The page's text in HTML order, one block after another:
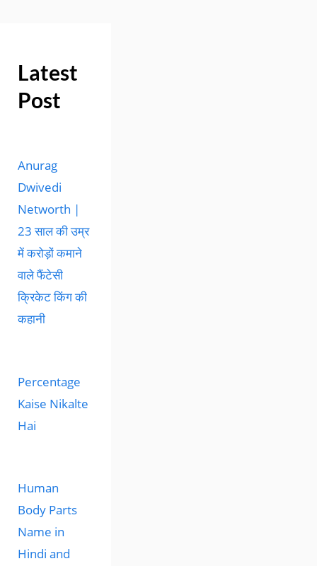
Latest
Post
Anurag
Dwivedi
Networth |
23 साल की उम्र
में करोड़ों कमाने
वाले फैंटेसी
क्रिकेट किंग की
कहानी
Percentage
Kaise Nikalte
Hai
Human
Body Parts
Name in
Hindi and